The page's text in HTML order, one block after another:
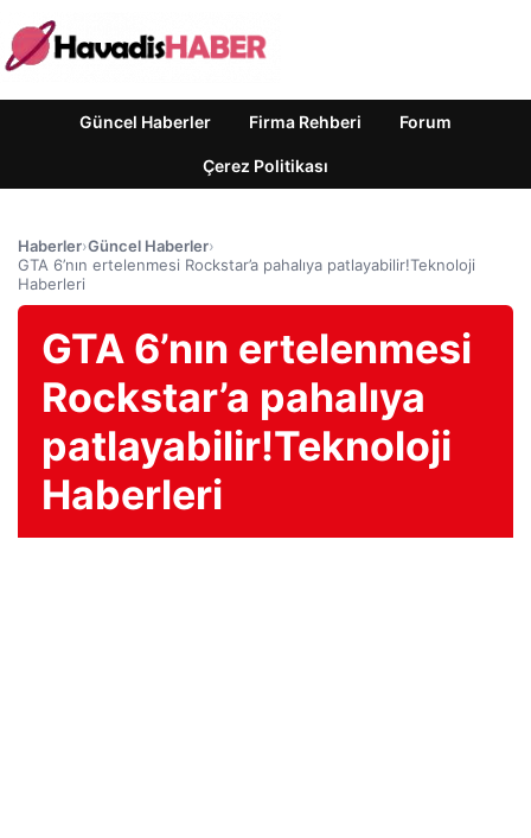
Güncel Haberler Firma Rehberi Forum
Çerez Politikası
Haberler›Güncel Haberler›
GTA 6’nın ertelenmesi Rockstar’a pahalıya patlayabilir!Teknoloji
Haberleri
GTA 6’nın ertelenmesi
Rockstar’a pahalıya
patlayabilir!Teknoloji
Haberleri